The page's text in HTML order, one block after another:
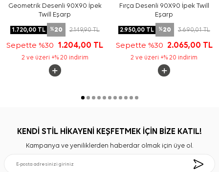
Geometrik Desenli 90X90 İpek
Twill Eşarp
1.720,00TL %20 2.149,90TL
Sepette %30 1.204,00 TL
2 ve üzeri +% 20 indirim
Fırça Desenli 90X90 İpek Twill
Eşarp
2.950,00TL %20 3.690,01TL
Sepette %30 2.065,00 TL
2 ve üzeri +% 20 indirim
KENDİ STİL HİKAYENİ KEŞFETMEK İÇİN BİZE KATIL!
Kampanya ve yeniliklerden haberdar olmak için üye ol.